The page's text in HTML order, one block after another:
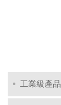
工業級產品